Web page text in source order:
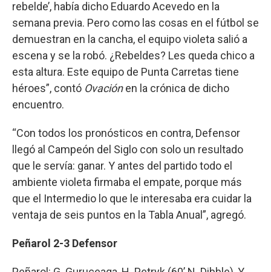
rebelde’, había dicho Eduardo Acevedo en la
semana previa. Pero como las cosas en el fútbol se
demuestran en la cancha, el equipo violeta salió a
escena y se la robó. ¿Rebeldes? Les queda chico a
esta altura. Este equipo de Punta Carretas tiene
héroes”, contó Ovaciónen la crónica de dicho
encuentro.
“Con todos los pronósticos en contra, Defensor
llegó al Campeón del Siglo con solo un resultado
que le servía: ganar. Y antes del partido todo el
ambiente violeta firmaba el empate, porque más
que el Intermedio lo que le interesaba era cuidar la
ventaja de seis puntos en la Tabla Anual”, agregó.
Peñarol 2-3 Defensor